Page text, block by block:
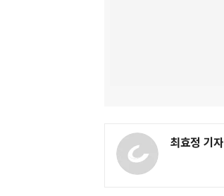
최효정 기자